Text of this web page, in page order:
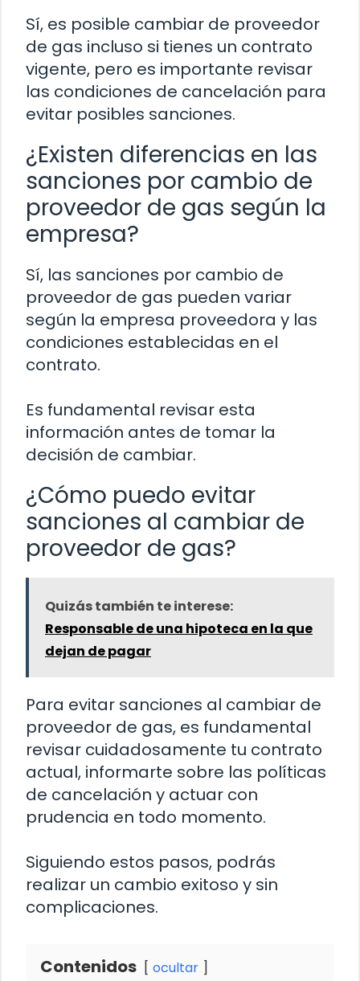
Sí, es posible cambiar de proveedor
de gas incluso si tienes un contrato
vigente, pero es importante revisar
las condiciones de cancelación para
evitar posibles sanciones.
¿Existen diferencias en las
sanciones por cambio de
proveedor de gas según la
empresa?
Sí, las sanciones por cambio de
proveedor de gas pueden variar
según la empresa proveedora y las
condiciones establecidas en el
contrato.
Es fundamental revisar esta
información antes de tomar la
decisión de cambiar.
¿Cómo puedo evitar
sanciones al cambiar de
proveedor de gas?
Quizás también te interese:
Responsable de una hipoteca en la que
dejan de pagar
Para evitar sanciones al cambiar de
proveedor de gas, es fundamental
revisar cuidadosamente tu contrato
actual, informarte sobre las políticas
de cancelación y actuar con
prudencia en todo momento.
Siguiendo estos pasos, podrás
realizar un cambio exitoso y sin
complicaciones.
Contenidos ocultar